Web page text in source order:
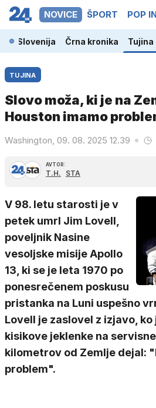
NOVICE ŠPORT POP
Slovenija Črna kronika Tujina
TUJINA
Slovo moža, ki je na
Houston imamo
Washington, 09. 08. 2025 12.39
AVTOR:
T.H. STA
V 98. letu starosti je v
petek umrl Jim Lovell,
poveljnik Nasine
vesoljske misije Apollo
13, ki se je leta 1970 po
ponesrečenem poskusu
pristanka na Luni uspešno
Lovell je zaslovel z izjavo, ko
kisikove jeklenke na
kilometrov od Zemlje dejal:
problem".